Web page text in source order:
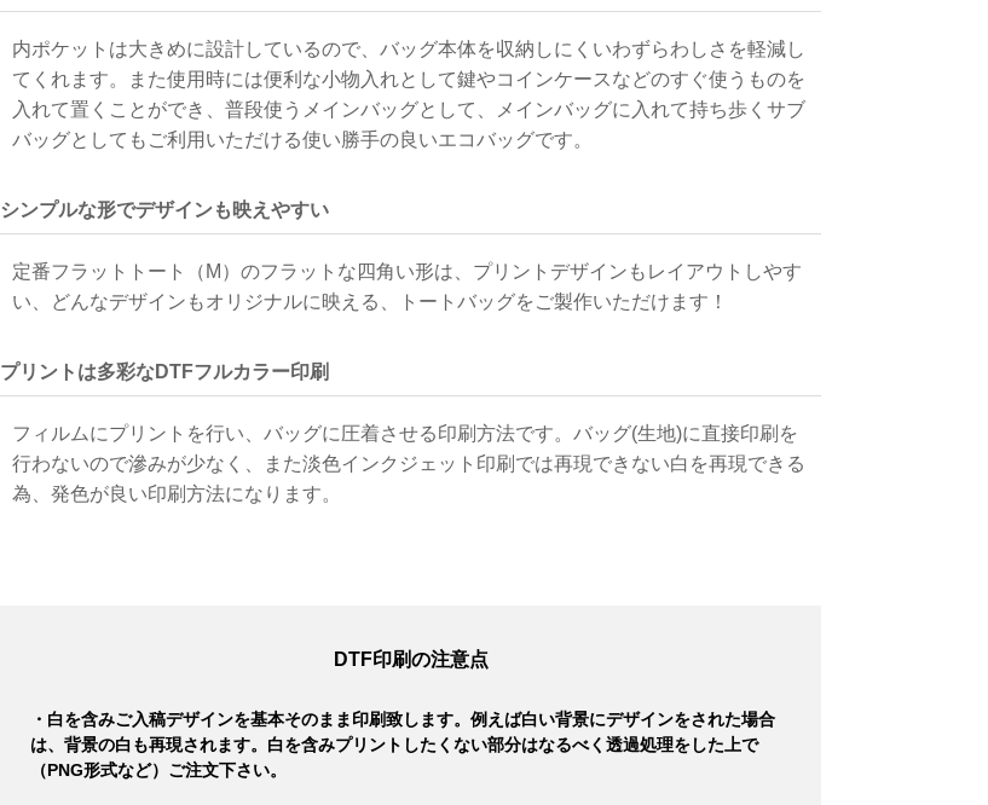
内ポケットは大きめに設計しているので、バッグ本体を収納しにくいわずらわしさを軽減し
てくれます。また使用時には便利な小物入れとして鍵やコインケースなどのすぐ使うものを
入れて置くことができ、普段使うメインバッグとして、メインバッグに入れて持ち歩くサブ
バッグとしてもご利用いただける使い勝手の良いエコバッグです。
シンプルな形でデザインも映えやすい
定番フラットトート（M）のフラットな四角い形は、プリントデザインもレイアウトしやす
い、どんなデザインもオリジナルに映える、トートバッグをご製作いただけます！
プリントは多彩なDTFフルカラー印刷
フィルムにプリントを行い、バッグに圧着させる印刷方法です。バッグ(生地)に直接印刷を
行わないので滲みが少なく、また淡色インクジェット印刷では再現できない白を再現できる
為、発色が良い印刷方法になります。
DTF印刷の注意点
・白を含みご入稿デザインを基本そのまま印刷致します。例えば白い背景にデザインをされた場合
は、背景の白も再現されます。白を含みプリントしたくない部分はなるべく透過処理をした上で
（PNG形式など）ご注文下さい。